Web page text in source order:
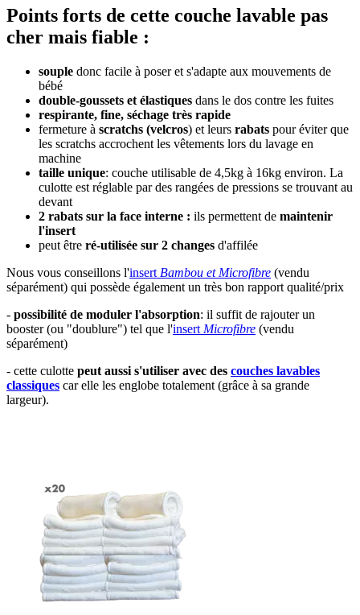
Points forts de cette couche lavable pas
cher mais fiable :
souple donc facile à poser et s'adapte aux mouvements de
bébé
double-goussets et élastiques dans le dos contre les fuites
respirante, fine, séchage très rapide
fermeture à scratchs (velcros) et leurs rabats pour éviter que
les scratchs accrochent les vêtements lors du lavage en
machine
taille unique: couche utilisable de 4,5kg à 16kg environ. La
culotte est réglable par des rangées de pressions se trouvant au
devant
2 rabats sur la face interne : ils permettent de maintenir
l'insert
peut être ré-utilisée sur 2 changes d'affilée
Nous vous conseillons l'insert Bambou et Microfibre (vendu
séparément) qui possède également un très bon rapport qualité/prix
- possibilité de moduler l'absorption: il suffit de rajouter un
booster (ou "doublure") tel que l'insert Microfibre (vendu
séparément)
- cette culotte peut aussi s'utiliser avec des couches lavables
classiques car elle les englobe totalement (grâce à sa grande
largeur).